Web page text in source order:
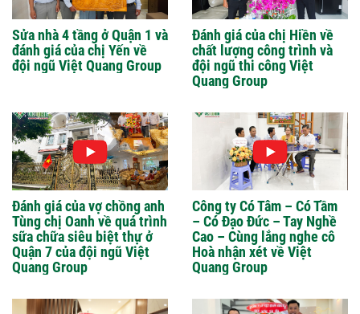
Sửa nhà 4 tầng ở Quận 1 và
đánh giá của chị Yến về
đội ngũ Việt Quang Group
Đánh giá của chị Hiền về
chất lượng công trình và
đội ngũ thi công Việt
Quang Group
Đánh giá của vợ chồng anh
Tùng chị Oanh về quá trình
sữa chữa siêu biệt thự ở
Quận 7 của đội ngũ Việt
Quang Group
Công ty Có Tâm – Có Tầm
– Có Đạo Đức – Tay Nghề
Cao – Cùng lắng nghe cô
Hoà nhận xét về Việt
Quang Group